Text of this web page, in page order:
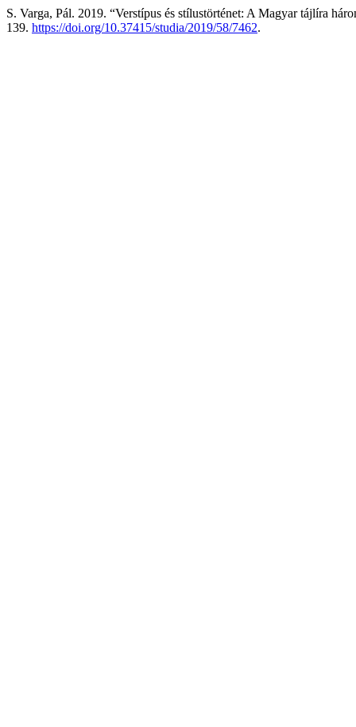
S. Varga, Pál. 2019. “Verstípus és stílustörténet: A Magyar tájlíra
139. https://doi.org/10.37415/studia/2019/58/7462.